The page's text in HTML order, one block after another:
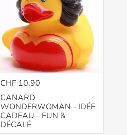
CHF 10.90
CANARD
WONDERWOMAN – IDÉE
CADEAU – FUN &
DÉCALÉ